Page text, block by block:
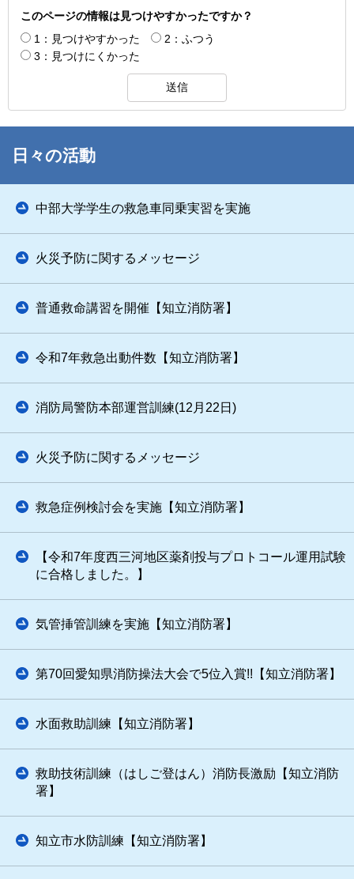
このページの情報は見つけやすかったですか？
1：見つけやすかった
2：ふつう
3：見つけにくかった
日々の活動
中部大学学生の救急車同乗実習を実施
火災予防に関するメッセージ
普通救命講習を開催【知立消防署】
令和7年救急出動件数【知立消防署】
消防局警防本部運営訓練(12月22日)
火災予防に関するメッセージ
救急症例検討会を実施【知立消防署】
【令和7年度西三河地区薬剤投与プロトコール運用試験
に合格しました。】
気管挿管訓練を実施【知立消防署】
第70回愛知県消防操法大会で5位入賞!!【知立消防署】
水面救助訓練【知立消防署】
救助技術訓練（はしご登はん）消防長激励【知立消防
署】
知立市水防訓練【知立消防署】